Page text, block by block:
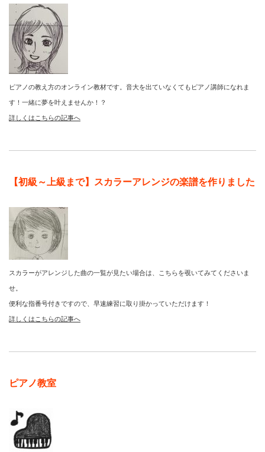
ピアノの教え方のオンライン教材です。音大を出ていなくてもピアノ講師になれま
す！一緒に夢を叶えませんか！？
詳しくはこちらの記事へ
【初級～上級まで】スカラーアレンジの楽譜を作りました
スカラーがアレンジした曲の一覧が見たい場合は、こちらを覗いてみてくださいま
せ。
便利な指番号付きですので、早速練習に取り掛かっていただけます！
詳しくはこちらの記事へ
ピアノ教室